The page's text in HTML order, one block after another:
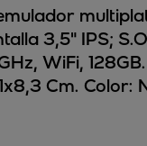
3,5" IPS;
WiFi,
Cm. Color: